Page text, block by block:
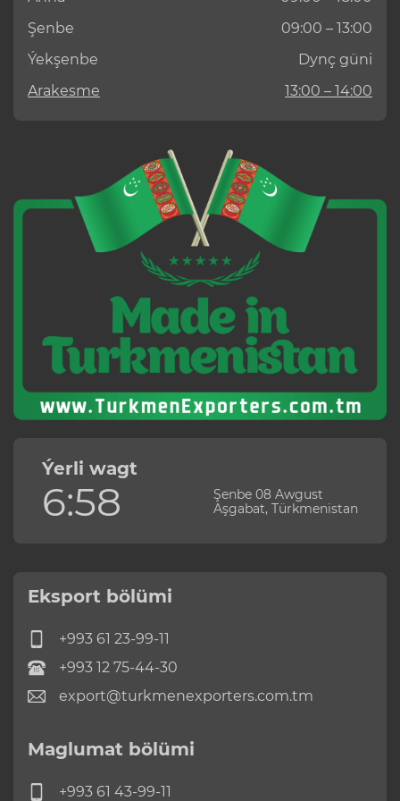
Şenbe
09:00 – 13:00
Ýekşenbe
Dynç güni
Arakesme
13:00 – 14:00
Ýerli wagt
6:58
Şenbe 08 Awgust
Aşgabat, Türkmenistan
Eksport bölümi
+993 61 23-99-11
+993 12 75-44-30
export@turkmenexporters.com.tm
Maglumat bölümi
+993 61 43-99-11